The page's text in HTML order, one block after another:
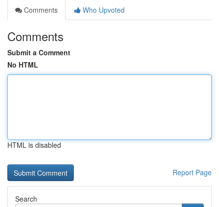
Comments
Who Upvoted
Comments
Submit a Comment
No HTML
HTML is disabled
Report Page
Search